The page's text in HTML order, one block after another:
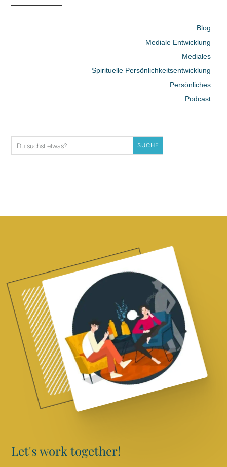
Blog
Mediale Entwicklung
Mediales
Spirituelle Persönlichkeitsentwicklung
Persönliches
Podcast
Let's work together!